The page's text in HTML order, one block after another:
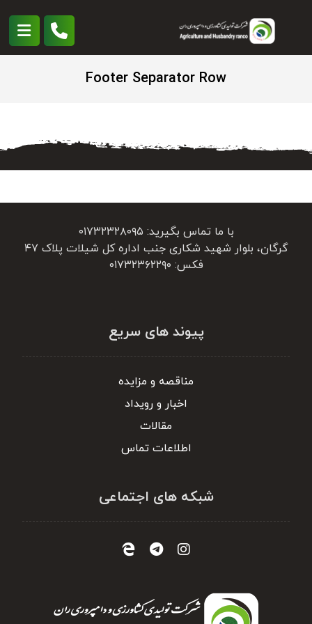
Footer Separator Row
با ما تماس بگیرید: ۰۱۷۳۲۳۲۸۰۹۵
گرگان، بلوار شهید شکاری جنب اداره کل شیلات پلاک ۴۷
فکس: ۰۱۷۳۲۳۶۲۲۹۰
پیوند های سریع
مناقصه و مزایده
اخبار و رویداد
مقالات
اطلاعات تماس
شبکه های اجتماعی